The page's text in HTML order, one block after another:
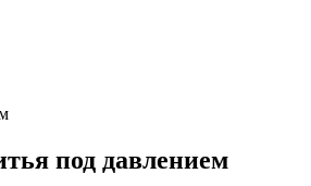
под давлением